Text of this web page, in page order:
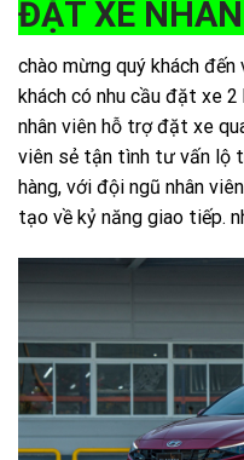
ĐẶT XE
chào mừng quý khách
khách có nhu cầu đặt xe
nhân viên hỗ trợ đặt xe
viên sẻ tận tình tư vấn lộ
hàng, với đội ngũ nhân
tạo về kỷ năng giao tiếp.